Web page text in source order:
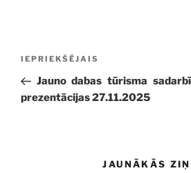
Iepriekšējā
ziņa:
IEPRIEKŠĒJAIS
Jauno dabas tūrisma
prezentācijas 27.11.2025
JAUNĀKĀS